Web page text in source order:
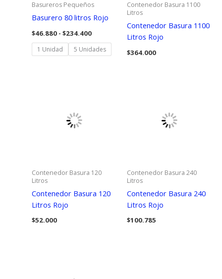
Basureros Pequeños
Basurero 80 litros Rojo
$46.880 - $234.400Rango
precios:
desde
1 Unidad 5 Unidades
Contenedor Basura 1100
Litros
Contenedor Basura 1100
Litros Rojo
$364.000
Contenedor Basura 120
Litros
Contenedor Basura 120
Litros Rojo
$52.000
Contenedor Basura 240
Litros
Contenedor Basura 240
Litros Rojo
$100.785